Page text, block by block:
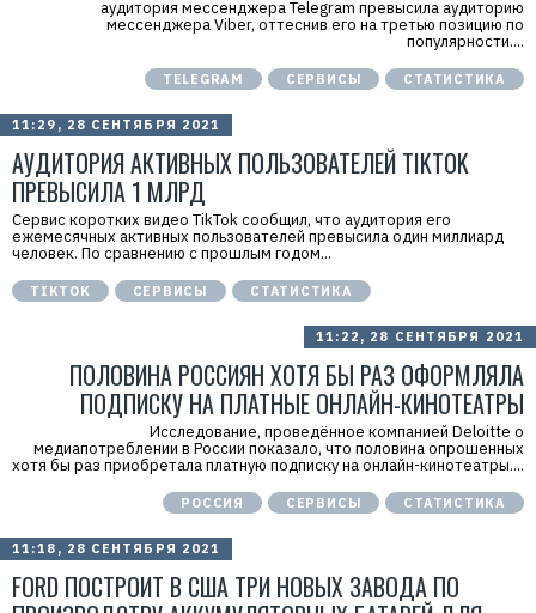
аудитория мессенджера Telegram превысила аудиторию
мессенджера Viber, оттеснив его на третью позицию по
популярности....
TELEGRAM СЕРВИСЫ СТАТИСТИКА
11:29, 28 СЕНТЯБРЯ 2021
АУДИТОРИЯ АКТИВНЫХ ПОЛЬЗОВАТЕЛЕЙ TIKTOK
ПРЕВЫСИЛА 1 МЛРД
Сервис коротких видео TikTok сообщил, что аудитория его
ежемесячных активных пользователей превысила один миллиард
человек. По сравнению с прошлым годом...
TIKTOK СЕРВИСЫ СТАТИСТИКА
11:22, 28 СЕНТЯБРЯ 2021
ПОЛОВИНА РОССИЯН ХОТЯ БЫ РАЗ ОФОРМЛЯЛА
ПОДПИСКУ НА ПЛАТНЫЕ ОНЛАЙН-КИНОТЕАТРЫ
Исследование, проведённое компанией Deloitte о
медиапотреблении в России показало, что половина опрошенных
хотя бы раз приобретала платную подписку на онлайн-кинотеатры....
РОССИЯ СЕРВИСЫ СТАТИСТИКА
11:18, 28 СЕНТЯБРЯ 2021
FORD ПОСТРОИТ В США ТРИ НОВЫХ ЗАВОДА ПО